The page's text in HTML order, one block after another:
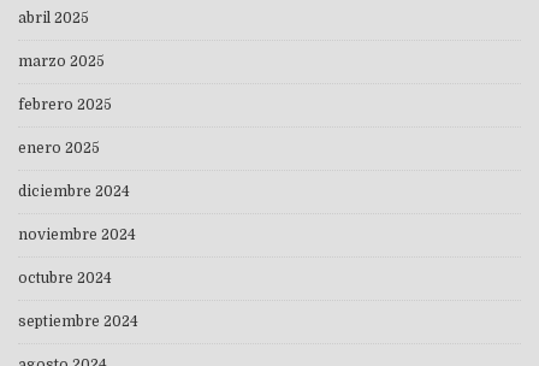
abril 2025
marzo 2025
febrero 2025
enero 2025
diciembre 2024
noviembre 2024
octubre 2024
septiembre 2024